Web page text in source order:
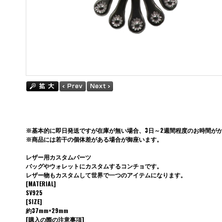
※基本的に即日発送ですが在庫が無い場合、3日～2週間程度のお時間が
※商品には若干の個体差がある場合が御座います。
レザー用カスタムパーツ
バッグやウォレットにカスタムするコンチョです。
レザー物もカスタムして世界で一つのアイテムになります。
[MATERIAL]
SV925
[SIZE]
約37mm×29mm
[購入の際の注意事項]